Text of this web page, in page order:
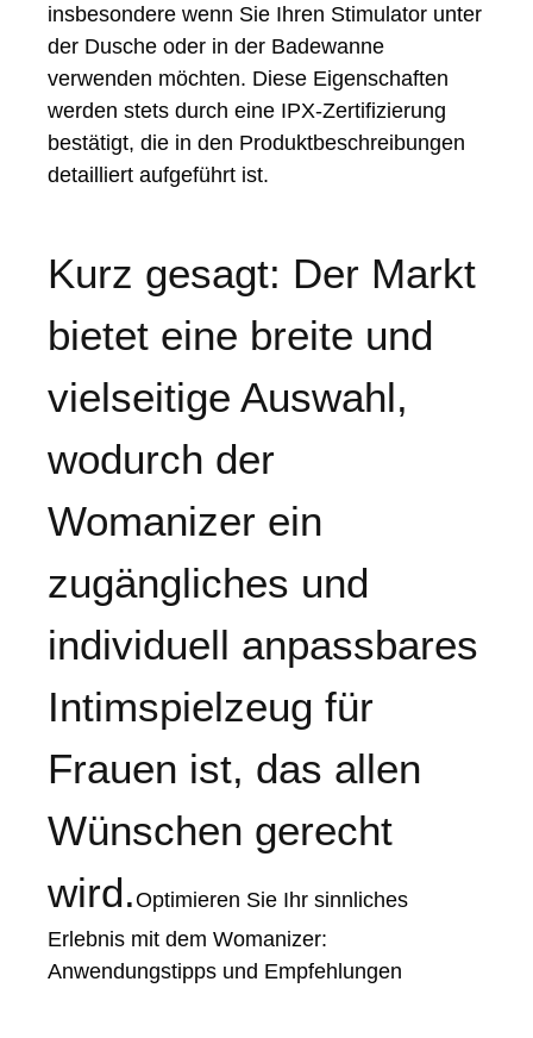
insbesondere wenn Sie Ihren Stimulator unter
der Dusche oder in der Badewanne
verwenden möchten. Diese Eigenschaften
werden stets durch eine IPX-Zertifizierung
bestätigt, die in den Produktbeschreibungen
detailliert aufgeführt ist.
Kurz gesagt: Der Markt
bietet eine breite und
vielseitige Auswahl,
wodurch der
Womanizer ein
zugängliches und
individuell anpassbares
Intimspielzeug für
Frauen ist, das allen
Wünschen gerecht
wird.Optimieren Sie Ihr sinnliches
Erlebnis mit dem Womanizer:
Anwendungstipps und Empfehlungen